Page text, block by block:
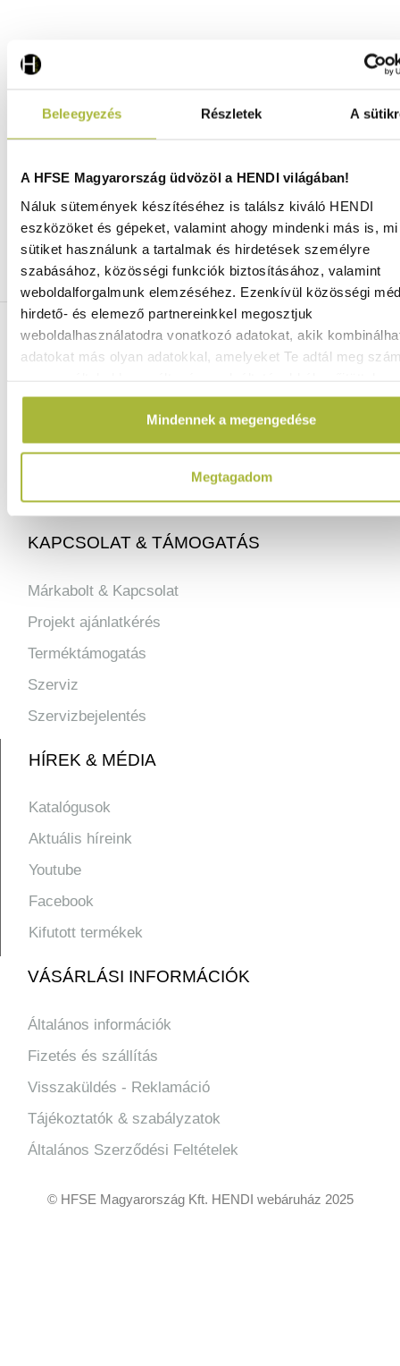
Beleegyezés Részletek A
A HFSE Magyarország üdvözöl a HENDI világában!
Náluk sütemények készítéséhez is találsz kiváló HENDI
eszközöket és gépeket, valamint ahogy mindenki más is,
sütiket használunk a tartalmak és hirdetések személyre
szabásához, közösségi funkciók biztosításához, valamint
weboldalforgalmunk elemzéséhez. Ezenkívül közösségi
hirdető- és elemező partnereinkkel megosztjuk
weboldalhasználatodra vonatkozó adatokat, akik
adatokat más olyan adatokkal, amelyeket Te adtál meg
Mindennek a megengedése
Megtagadom
Ingyenes szállítás 25 000 Ft felett
Szállítás akár 1 munkanapon belül
Mindig a legkedvezőbb HENDI árak
Több mint 2000 termék raktáron
ELÉRHETŐSÉGEINK
info@hfse.hu
KAPCSOLAT & TÁMOGATÁS
Márkabolt & Kapcsolat
Projekt ajánlatkérés
Terméktámogatás
Szerviz
Szervizbejelentés
HÍREK & MÉDIA
Katalógusok
Aktuális híreink
Youtube
Facebook
Kifutott termékek
VÁSÁRLÁSI INFORMÁCIÓK
Általános információk
Fizetés és szállítás
Visszaküldés - Reklamáció
Tájékoztatók & szabályzatok
Általános Szerződési Feltételek
© HFSE Magyarország Kft. HENDI webáruház 2025